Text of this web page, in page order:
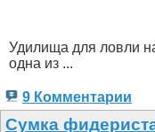
Удилища для ловли
одна из ...
9 Комментарии
Сумка